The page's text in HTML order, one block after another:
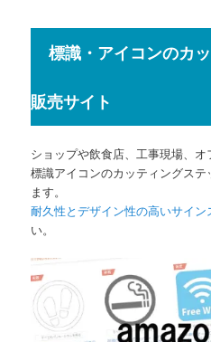
標識・アイコンのカ
販売サイト
ショップや飲食店、工事現場、
標識アイコンのカッティングス
ます。
耐久性とデザイン性の高いサイン
い。